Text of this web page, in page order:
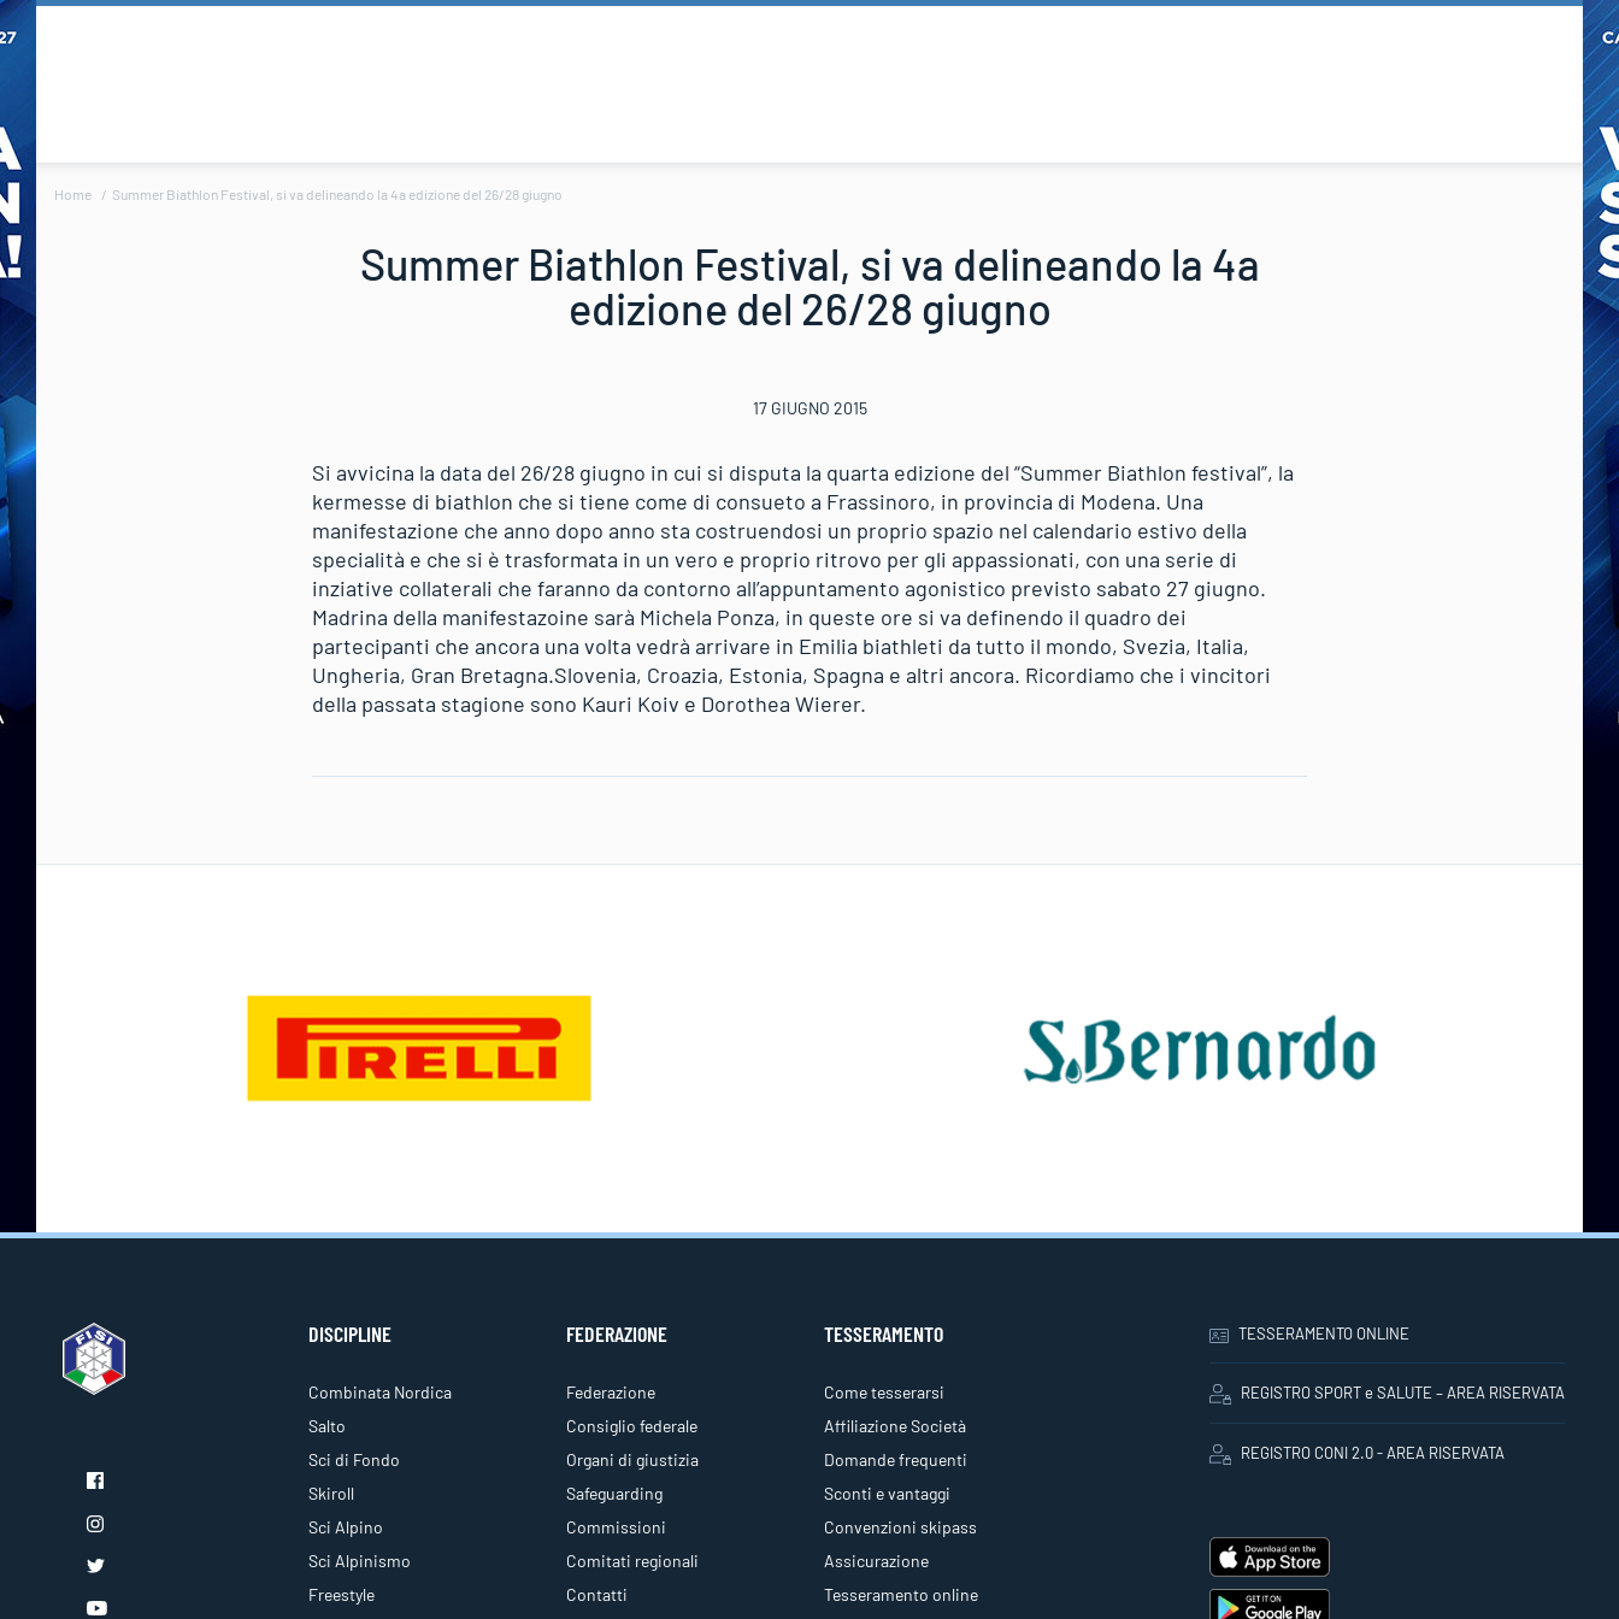
Home Summer Biathlon Festival, si va delineando la 4a edizione del 26/28 giugno
Summer Biathlon Festival, si va delineando la 4a
edizione del 26/28 giugno
17 GIUGNO 2015
Si avvicina la data del 26/28 giugno in cui si disputa la quarta edizione del “Summer Biathlon festival”, la
kermesse di biathlon che si tiene come di consueto a Frassinoro, in provincia di Modena. Una
manifestazione che anno dopo anno sta costruendosi un proprio spazio nel calendario estivo della
specialità e che si è trasformata in un vero e proprio ritrovo per gli appassionati, con una serie di
inziative collaterali che faranno da contorno all’appuntamento agonistico previsto sabato 27 giugno.
Madrina della manifestazoine sarà Michela Ponza, in queste ore si va definendo il quadro dei
partecipanti che ancora una volta vedrà arrivare in Emilia biathleti da tutto il mondo, Svezia, Italia,
Ungheria, Gran Bretagna.Slovenia, Croazia, Estonia, Spagna e altri ancora. Ricordiamo che i vincitori
della passata stagione sono Kauri Koiv e Dorothea Wierer.
DISCIPLINE
Combinata Nordica
Salto
Sci di Fondo
Skiroll
Sci Alpino
Sci Alpinismo
Freestyle
FEDERAZIONE
Federazione
Consiglio federale
Organi di giustizia
Safeguarding
Commissioni
Comitati regionali
Contatti
TESSERAMENTO
Come tesserarsi
Affiliazione Società
Domande frequenti
Sconti e vantaggi
Convenzioni skipass
Assicurazione
Tesseramento online
TESSERAMENTO ONLINE
REGISTRO SPORT e SALUTE – AREA RISERVATA
REGISTRO CONI 2.0 - AREA RISERVATA